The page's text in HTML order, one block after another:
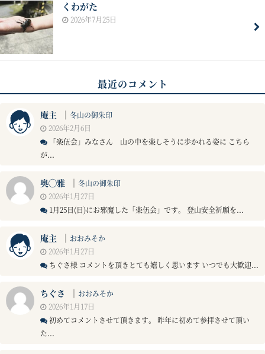
くわがた
2026年7月25日
最近のコメント
庵主 ｜ 冬山の御朱印
2026年2月6日
「楽伍会」みなさん 山の中を楽しそうに歩かれる姿に こちら
が...
奥◯雅 ｜ 冬山の御朱印
2026年1月27日
1月25日(日)にお邪魔した「楽伍会」です。 登山安全祈願を...
庵主 ｜ おおみそか
2026年1月27日
ちぐさ様 コメントを頂きとても嬉しく思います いつでも大歓迎...
ちぐさ ｜ おおみそか
2026年1月17日
初めてコメントさせて頂きます。 昨年に初めて参拝させて頂い
た...